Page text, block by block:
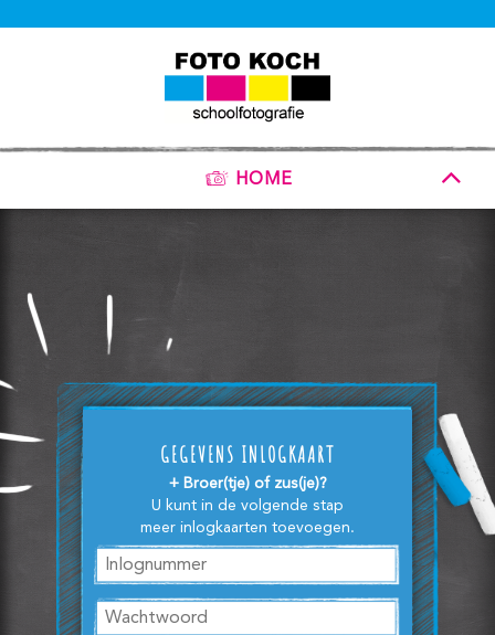
HOME
GEGEVENS INLOGKAART
+ Broer(tje) of zus(je)?
U kunt in de volgende stap
meer inlogkaarten toevoegen.